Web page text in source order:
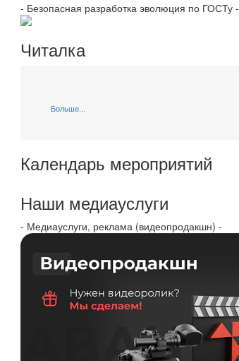
- Безопасная разработка эволюция по ГОСТу -
Читалка
Больше...
Календарь мероприятий
Наши медиауслуги
- Медиауслуги, реклама (видеопродакшн) -